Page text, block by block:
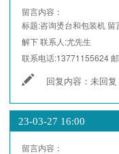
留言内容：
标题:咨询烫台和包装机 留
解下联系人:尤先生
联系电话:13771155624
回复内容：未回复
23-03-27 16:00
留言内容：